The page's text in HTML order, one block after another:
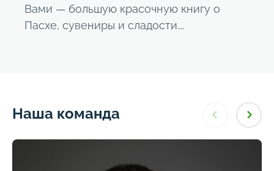
Вами — большую красочную книгу о
Пасхе, сувениры и сладости.…
Наша команда